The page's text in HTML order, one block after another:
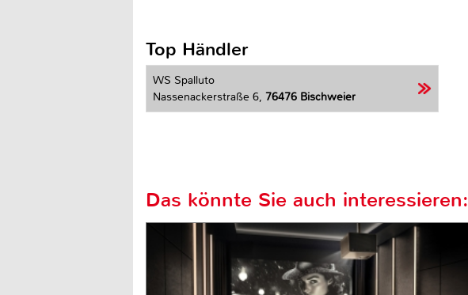
Top Händler
WS Spalluto
Nassenackerstraße 6, 76476 Bischweier
Das könnte Sie auch interessieren: